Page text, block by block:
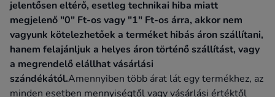
jelentősen eltérő, esetleg technikai hiba miatt
megjelenő "0" Ft-os vagy "1" Ft-os árra, akkor nem
vagyunk kötelezhetőek a terméket hibás áron szállítani,
hanem felajánljuk a helyes áron történő szállítást, vagy
a megrendelő elállhat vásárlási
szándékától.Amennyiben több árat lát egy termékhez, az
minden esetben mennyiségtől vagy vásárlási értéktől